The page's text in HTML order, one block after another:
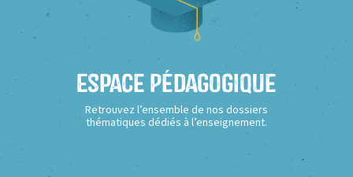
Espace Pédagogique
Retrouvez l’ensemble de nos dossiers
thématiques dédiés à l’enseignement.